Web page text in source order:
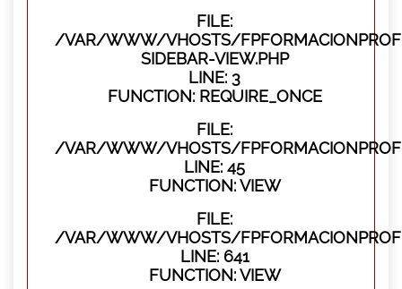
FILE:
/VAR/WWW/VHOSTS/
SIDEBAR-VIEW.PHP
LINE: 3
FUNCTION: REQUIRE_ONCE
FILE:
/VAR/WWW/VHOSTS/
LINE: 45
FUNCTION: VIEW
FILE:
/VAR/WWW/VHOSTS/
LINE: 641
FUNCTION: VIEW